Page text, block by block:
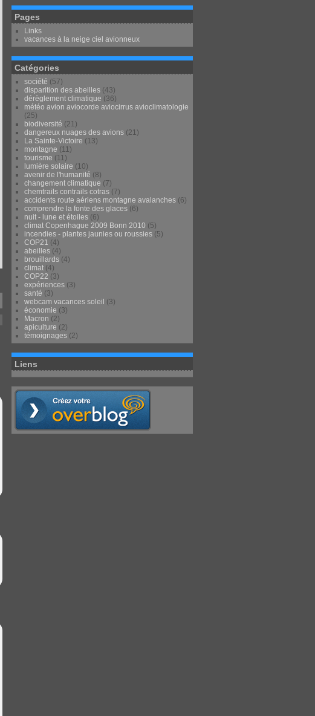
Pages
Links
vacances à la neige ciel avionneux
Catégories
société (57)
disparition des abeilles (43)
dérèglement climatique (36)
météo avion aviocorde aviocirrus avioclimatologie
(25)
biodiversité (21)
dangereux nuages des avions (21)
La Sainte-Victoire (13)
montagne (11)
tourisme (11)
lumière solaire (10)
avenir de l'humanité (8)
changement climatique (7)
chemtrails contrails cotras (7)
accidents route aériens montagne avalanches (6)
comprendre la fonte des glaces (6)
nuit - lune et étoiles (6)
climat Copenhague 2009 Bonn 2010 (5)
incendies - plantes jaunies ou roussies (5)
COP21 (4)
abeilles (4)
brouillards (4)
climat (4)
COP22 (3)
expériences (3)
santé (3)
webcam vacances soleil (3)
économie (3)
Macron (2)
apiculture (2)
témoignages (2)
Liens